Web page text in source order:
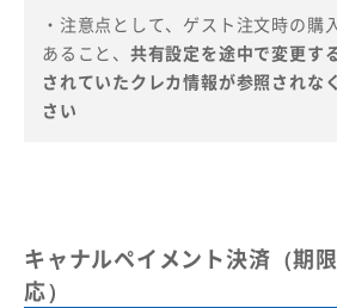
・注意点として、ゲスト注文時の購
あること、 共有設定を途中で変更す
されていたクレカ情報が参照されな
さい
キャナルペイメント決済（期
応）